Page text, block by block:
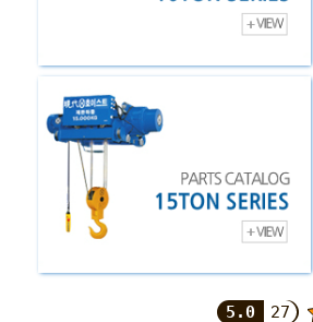
5.0 27